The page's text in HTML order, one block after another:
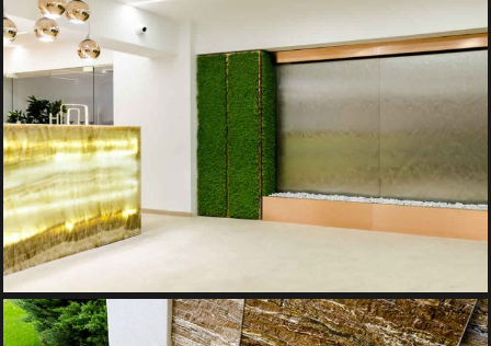
PERETI DE APA DIN INOX
Pereti de Apa